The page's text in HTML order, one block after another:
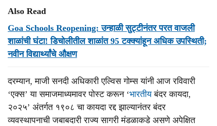
Also Read
Goa Schools Reopening: उन्हाळी सुट्टीनंतर परत वाजली
शाळांची घंटा! डिचोलीतील शाळांत 95 टक्क्यांहून अधिक उपस्थिती;
नवीन विद्यार्थ्यांचे औक्षण
दरम्यान, माजी सनदी अधिकारी एल्विस गोम्स यांनी आज रविवारी
‘एक्स’ या समाजमाध्यमावर पोस्ट करून ‘भारतीयबंदर कायदा,
२०२५’ अंतर्गत १९०८ चा कायदा रद्द झाल्यानंतर बंदर
व्यवस्थापनाची जबाबदारी राज्य सागरी मंडळाकडे असणे अपेक्षित